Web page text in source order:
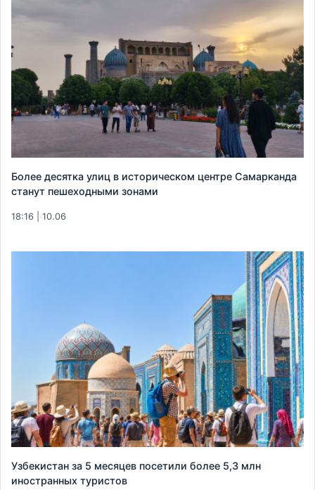
Более десятка улиц в историческом центре Самарканда
станут пешеходными зонами
18:16 | 10.06
Узбекистан за 5 месяцев посетили более 5,3 млн
иностранных туристов